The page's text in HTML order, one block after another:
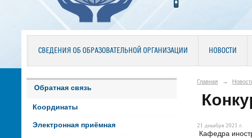
СВЕДЕНИЯ ОБ ОБРАЗОВАТЕЛЬНОЙ ОРГАНИЗАЦИИ НОВОСТИ
Обратная связь
Координаты
Электронная приёмная
Главная →
21 декабря 2021 г.
Кафедра